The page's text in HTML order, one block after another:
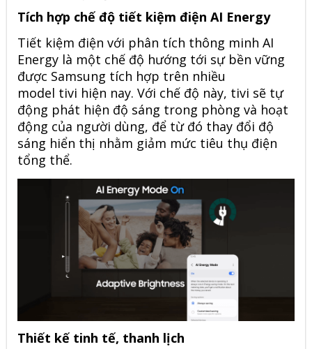
Tích hợp chế độ tiết kiệm điện AI Energy
Tiết kiệm điện với phân tích thông minh AI
Energy là một chế độ hướng tới sự bền vững
được Samsung tích hợp trên nhiều
model tivi hiện nay. Với chế độ này, tivi sẽ tự
động phát hiện độ sáng trong phòng và hoạt
động của người dùng, để từ đó thay đổi độ
sáng hiển thị nhằm giảm mức tiêu thụ điện
tổng thể.
Thiết kế tinh tế, thanh lịch